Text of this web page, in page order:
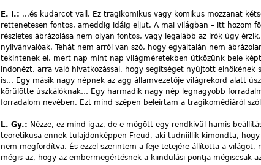
E. I.: ...és kudarcot vall. Ez tragikomikus vagy komikus mozzanat
rettenetesen fontos, ameddig idáig eljut. A mai világban – itt hozom
részletes ábrázolása nem olyan fontos, vagy legalább az írók úgy
nyilvánvalóak. Tehát nem arról van szó, hogy egyáltalán nem
tekintenek el, mert nap mint nap világméretekben ütközünk bele
indonézt, arra való hivatkozással, hogy segítséget nyújtott
is… Egy másik nagy népnek az agg államvezetője világrekord alatt
körülötte úszkálóknak… Egy harmadik nagy nép legnagyobb
forradalom nevében. Ezt mind szépen beleírtam a tragikomédiáról
L. Gy.: Nézze, ez mind igaz, de e mögött egy rendkívül hamis
teoretikusa ennek tulajdonképpen Freud, aki tudniillik kimondta,
nem megfordítva. És ezzel szerintem a feje tetejére állította a
mégis az, hogy az embermegértésnek a kiindulási pontja mégiscsak